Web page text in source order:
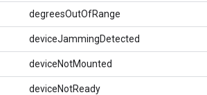
degreesOutOfRange
deviceJammingDetected
deviceNotMounted
deviceNotReady